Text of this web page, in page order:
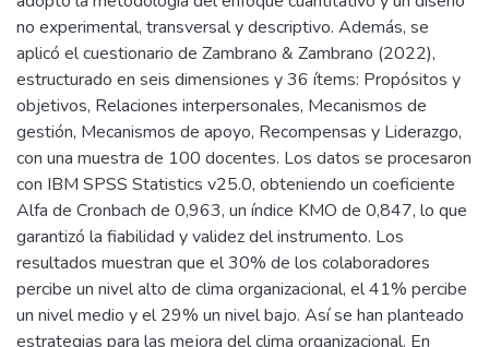
no experimental, transversal y descriptivo. Además, se
aplicó el cuestionario de Zambrano & Zambrano (2022),
estructurado en seis dimensiones y 36 ítems: Propósitos y
objetivos, Relaciones interpersonales, Mecanismos de
gestión, Mecanismos de apoyo, Recompensas y Liderazgo,
con una muestra de 100 docentes. Los datos se procesaron
con IBM SPSS Statistics v25.0, obteniendo un coeficiente
Alfa de Cronbach de 0,963, un índice KMO de 0,847, lo que
garantizó la fiabilidad y validez del instrumento. Los
resultados muestran que el 30% de los colaboradores
percibe un nivel alto de clima organizacional, el 41% percibe
un nivel medio y el 29% un nivel bajo. Así se han planteado
estrategias para las mejora del clima organizacional. En